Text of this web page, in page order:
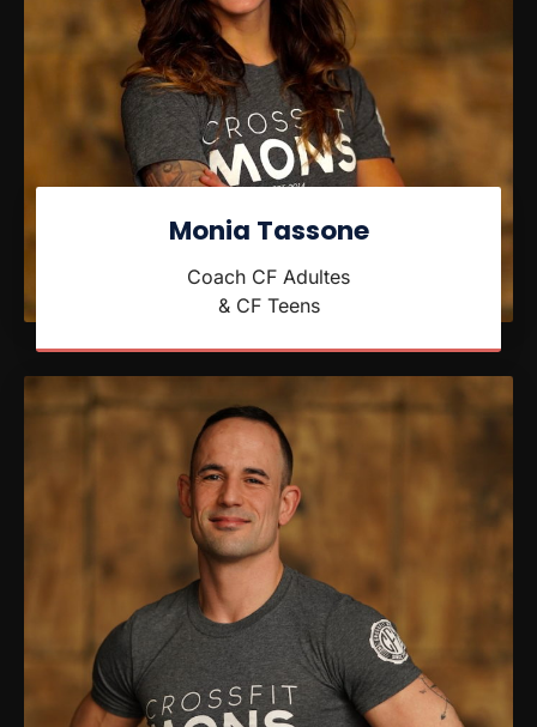
Monia Tassone
Coach CF Adultes
& CF Teens